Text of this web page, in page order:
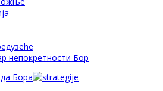
непокретности Бор